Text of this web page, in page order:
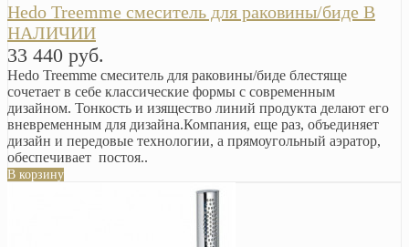
Hedo Treemme смеситель для раковины/биде В
НАЛИЧИИ
33 440 руб.
Hedo Treemme смеситель для раковины/биде блестяще
сочетает в себе классические формы с современным
дизайном. Тонкость и изящество линий продукта делают его
вневременным для дизайна.Компания, еще раз, объединяет
дизайн и передовые технологии, а прямоугольный аэратор,
обеспечивает постоя..
В корзину